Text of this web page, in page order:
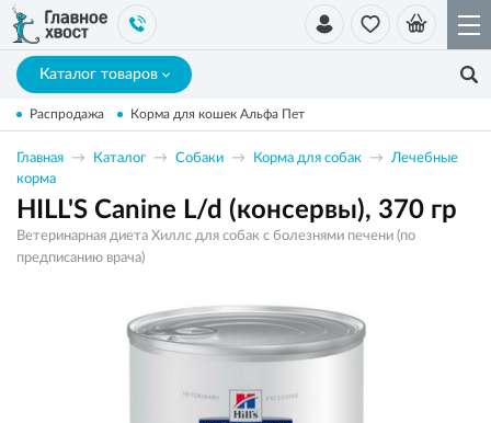
Каталог товаров
Распродажа Корма для кошек Альфа Пет
Главная Каталог Собаки Корма для собак
Лечебные
корма
HILL'S Canine L/d (консервы), 370 гр
Ветеринарная диета Хиллс для собак с болезнями печени (по
предписанию врача)